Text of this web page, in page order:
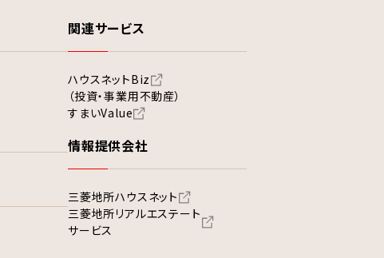
関連サービス
ハウスネットBiz
（投資・事業用不動産）
すまいValue
情報提供会社
三菱地所ハウスネット
三菱地所リアルエステート
サービス